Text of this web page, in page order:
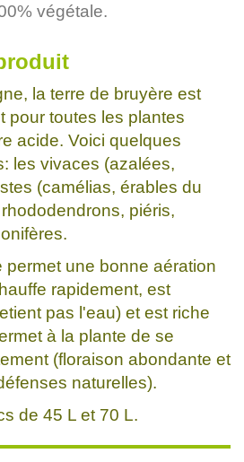
végétale.
la terre de bruyère est
pour toutes les plantes
acide. Voici quelques
les vivaces (azalées,
(camélias, érables du
piéris,
permet une bonne aération
rapidement, est
pas l'eau) et est riche
à la plante de se
(floraison abondante et
naturelles).
de 45 L et 70 L.